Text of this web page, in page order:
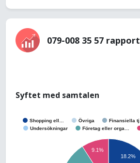
079-008 35 57
Syftet med samtalen
Shopping ell… Övriga Finansiella
Undersökningar
Företag eller orga…
18.2%
9.1%